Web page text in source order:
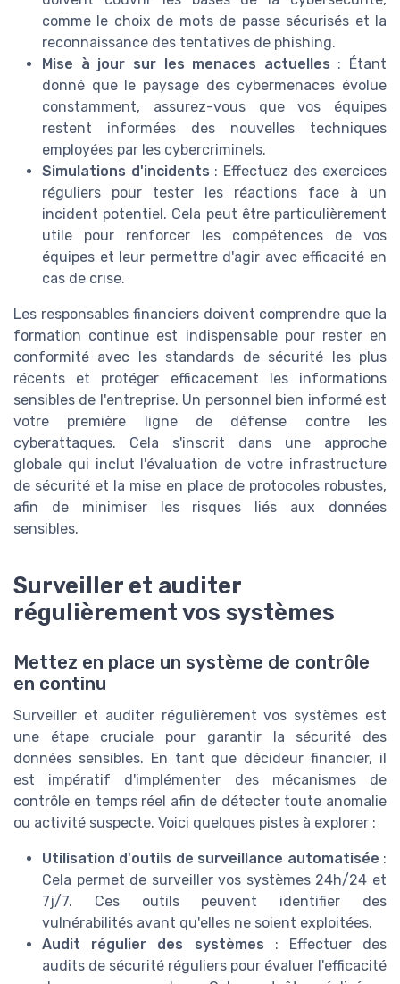
comme le choix de mots de passe sécurisés et la
reconnaissance des tentatives de phishing.
Mise à jour sur les menaces actuelles : Étant
donné que le paysage des cybermenaces évolue
constamment, assurez-vous que vos équipes
restent informées des nouvelles techniques
employées par les cybercriminels.
Simulations d'incidents : Effectuez des exercices
réguliers pour tester les réactions face à un
incident potentiel. Cela peut être particulièrement
utile pour renforcer les compétences de vos
équipes et leur permettre d'agir avec efficacité en
cas de crise.
Les responsables financiers doivent comprendre que la
formation continue est indispensable pour rester en
conformité avec les standards de sécurité les plus
récents et protéger efficacement les informations
sensibles de l'entreprise. Un personnel bien informé est
votre première ligne de défense contre les
cyberattaques. Cela s'inscrit dans une approche
globale qui inclut l'évaluation de votre infrastructure
de sécurité et la mise en place de protocoles robustes,
afin de minimiser les risques liés aux données
sensibles.
Surveiller et auditer
régulièrement vos systèmes
Mettez en place un système de contrôle
en continu
Surveiller et auditer régulièrement vos systèmes est
une étape cruciale pour garantir la sécurité des
données sensibles. En tant que décideur financier, il
est impératif d'implémenter des mécanismes de
contrôle en temps réel afin de détecter toute anomalie
ou activité suspecte. Voici quelques pistes à explorer :
Utilisation d'outils de surveillance automatisée :
Cela permet de surveiller vos systèmes 24h/24 et
7j/7. Ces outils peuvent identifier des
vulnérabilités avant qu'elles ne soient exploitées.
Audit régulier des systèmes : Effectuer des
audits de sécurité réguliers pour évaluer l'efficacité